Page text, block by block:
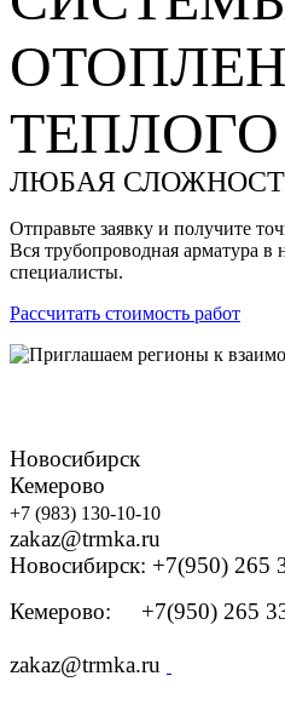
ЛЮБАЯ
Отправьте заявку и получите
Вся трубопроводная арматура
специалисты.
Рассчитать стоимость работ
Новосибирск
Кемерово
+7 (983) 130-10-10
zakaz@trmka.ru
Новосибирск: +7(950) 265
Кемерово: +7(950) 265
zakaz@trmka.ru